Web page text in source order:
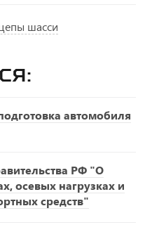
шасси
автомобиля
РФ "О
осевых нагрузках и
средств"